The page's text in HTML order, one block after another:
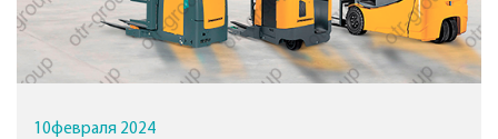
10февраля 2024